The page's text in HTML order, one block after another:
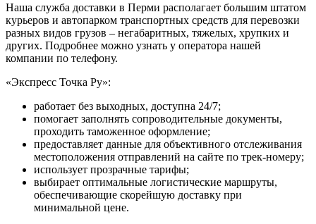
Наша служба доставки в Перми располагает большим штатом
курьеров и автопарком транспортных средств для перевозки
разных видов грузов – негабаритных, тяжелых, хрупких и
других. Подробнее можно узнать у оператора нашей
компании по телефону.
«Экспресс Точка Ру»:
работает без выходных, доступна 24/7;
помогает заполнять сопроводительные документы,
проходить таможенное оформление;
предоставляет данные для объективного отслеживания
местоположения отправлений на сайте по трек-номеру;
использует прозрачные тарифы;
выбирает оптимальные логистические маршруты,
обеспечивающие скорейшую доставку при
минимальной цене.